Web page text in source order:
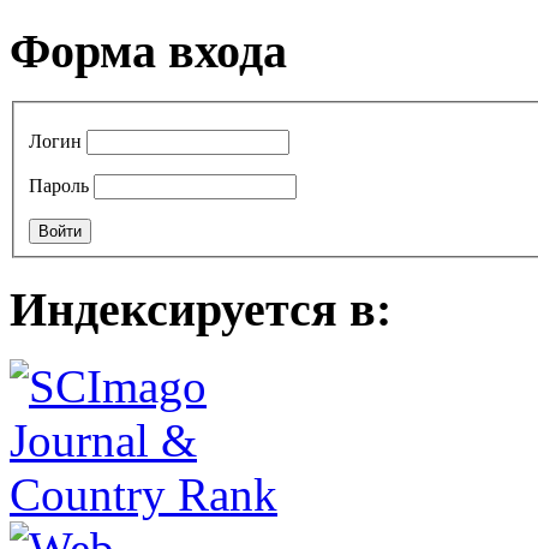
Форма входа
Логин
Пароль
Индексируется в: